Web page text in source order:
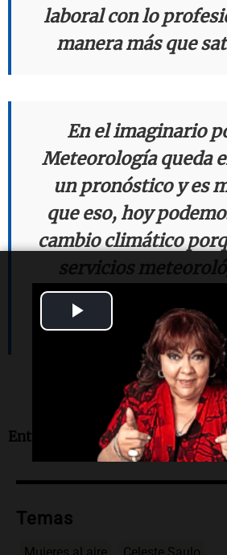
Video
laboral con lo
manera más que
En el imaginario
Meteorología queda
un pronóstico y es
que eso, hoy
cambio climático
servicios
hace más de cien
trabajando
Entrevista de Geo Monteagudo.
Temas